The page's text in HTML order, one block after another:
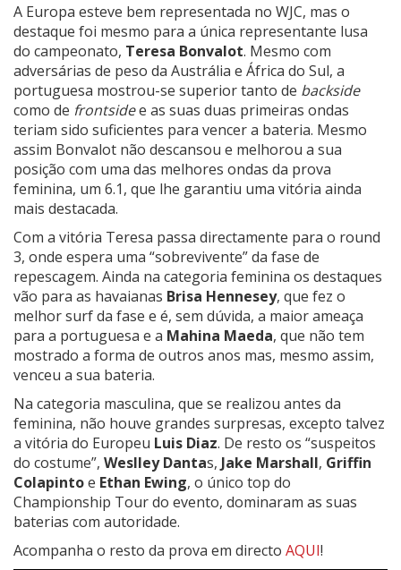
A Europa esteve bem representada no WJC, mas o
destaque foi mesmo para a única representante lusa
do campeonato, Teresa Bonvalot. Mesmo com
adversárias de peso da Austrália e África do Sul, a
portuguesa mostrou-se superior tanto de backside
como de frontsidee as suas duas primeiras ondas
teriam sido suficientes para vencer a bateria. Mesmo
assim Bonvalot não descansou e melhorou a sua
posição com uma das melhores ondas da prova
feminina, um 6.1, que lhe garantiu uma vitória ainda
mais destacada.
Com a vitória Teresa passa directamente para o round
3, onde espera uma “sobrevivente” da fase de
repescagem. Ainda na categoria feminina os destaques
vão para as havaianas Brisa Hennesey, que fez o
melhor surf da fase e é, sem dúvida, a maior ameaça
para a portuguesa e a Mahina Maeda, que não tem
mostrado a forma de outros anos mas, mesmo assim,
venceu a sua bateria.
Na categoria masculina, que se realizou antes da
feminina, não houve grandes surpresas, excepto talvez
a vitória do Europeu Luis Diaz. De resto os “suspeitos
do costume”, Weslley Dantas, Jake Marshall, Griffin
Colapintoe Ethan Ewing, o único top do
Championship Tour do evento, dominaram as suas
baterias com autoridade.
Acompanha o resto da prova em directo AQUI!